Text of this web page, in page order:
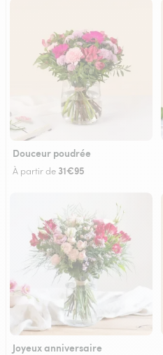
Douceur poudrée
À partir de 31€95
Joyeux anniversaire